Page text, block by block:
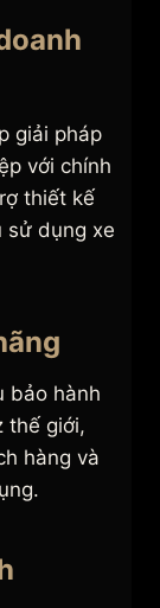
giải pháp
với chính
thiết kế
sử dụng xe
bảo hành
thế giới,
hàng và